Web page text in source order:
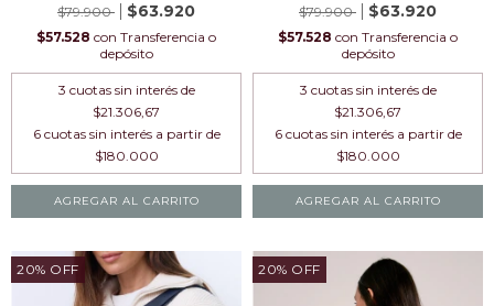
$79.900
$63.920
$57.528 con Transferencia o
depósito
3 cuotas sin interés de
$21.306,67
AGREGAR AL CARRITO
$79.900
$63.920
$57.528 con Transferencia o
depósito
3 cuotas sin interés de
$21.306,67
AGREGAR AL CARRITO
20% OFF 20% OFF